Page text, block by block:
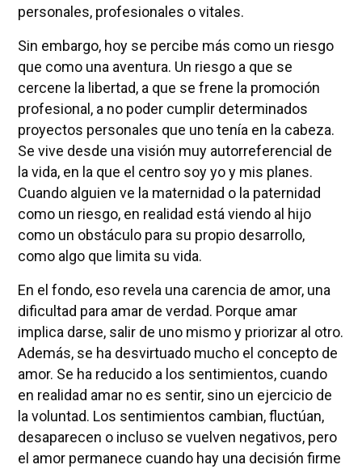
personales, profesionales o vitales.
Sin embargo, hoy se percibe más como un riesgo
que como una aventura. Un riesgo a que se
cercene la libertad, a que se frene la promoción
profesional, a no poder cumplir determinados
proyectos personales que uno tenía en la cabeza.
Se vive desde una visión muy autorreferencial de
la vida, en la que el centro soy yo y mis planes.
Cuando alguien ve la maternidad o la paternidad
como un riesgo, en realidad está viendo al hijo
como un obstáculo para su propio desarrollo,
como algo que limita su vida.
En el fondo, eso revela una carencia de amor, una
dificultad para amar de verdad. Porque amar
implica darse, salir de uno mismo y priorizar al otro.
Además, se ha desvirtuado mucho el concepto de
amor. Se ha reducido a los sentimientos, cuando
en realidad amar no es sentir, sino un ejercicio de
la voluntad. Los sentimientos cambian, fluctúan,
desaparecen o incluso se vuelven negativos, pero
el amor permanece cuando hay una decisión firme